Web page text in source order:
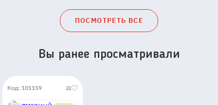
ПОСМОТРЕТЬ ВСЕ
Вы ранее просматривали
Код: 101159